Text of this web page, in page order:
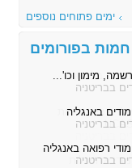
ימים פתוחים נוספים
חמות בפורומים
מימון וכו'...
בבריטניה
באנגליה
בבריטניה
רפואה באנגליה
בבריטניה